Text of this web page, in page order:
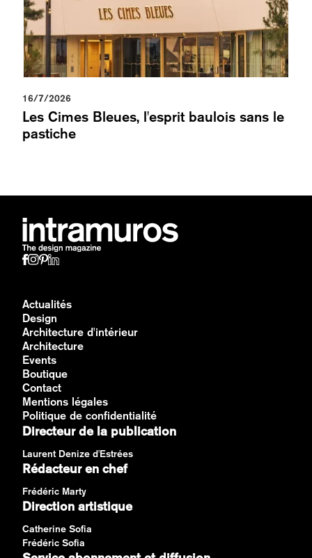
16/7/2026
Les Cimes Bleues, l'esprit baulois sans le
pastiche
Actualités
Design
Architecture d'intérieur
Architecture
Events
Boutique
Contact
Mentions légales
Politique de confidentialité
Directeur de la publication
Laurent Denize d'Estrées
Rédacteur en chef
Frédéric Marty
Direction artistique
Catherine Sofia
Frédéric Sofia